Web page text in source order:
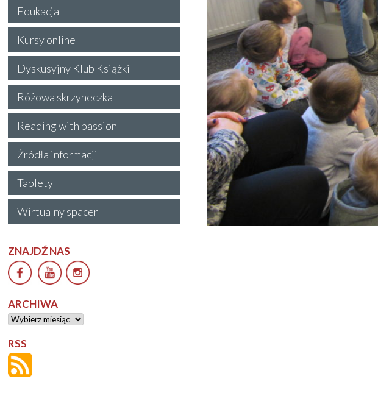
Edukacja
Kursy online
Dyskusyjny Klub Książki
Różowa skrzyneczka
Reading with passion
Źródła informacji
Tablety
Wirtualny spacer
ZNAJDŹ NAS
ARCHIWA
Archiwa
RSS